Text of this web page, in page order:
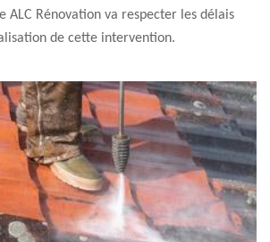
ALC Rénovation va respecter les délais
de cette intervention.